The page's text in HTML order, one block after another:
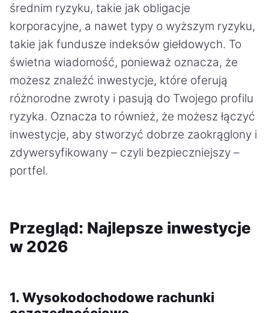
średnim ryzyku, takie jak obligacje
korporacyjne, a nawet typy o wyższym ryzyku,
takie jak fundusze indeksów giełdowych. To
świetna wiadomość, ponieważ oznacza, że
możesz znaleźć inwestycje, które oferują
różnorodne zwroty i pasują do Twojego profilu
ryzyka. Oznacza to również, że możesz łączyć
inwestycje, aby stworzyć dobrze zaokrąglony i
zdywersyfikowany – czyli bezpieczniejszy –
portfel.
Przegląd: Najlepsze inwestycje
w 2026
1. Wysokodochodowe rachunki